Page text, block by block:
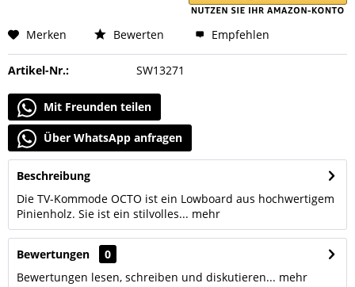
Merken Bewerten Empfehlen
Artikel-Nr.: SW13271
Mit Freunden teilen
Über WhatsApp anfragen
Beschreibung
Die TV-Kommode OCTO ist ein Lowboard aus hochwertigem
Pinienholz. Sie ist ein stilvolles... mehr
Bewertungen
0
Bewertungen lesen, schreiben und diskutieren... mehr